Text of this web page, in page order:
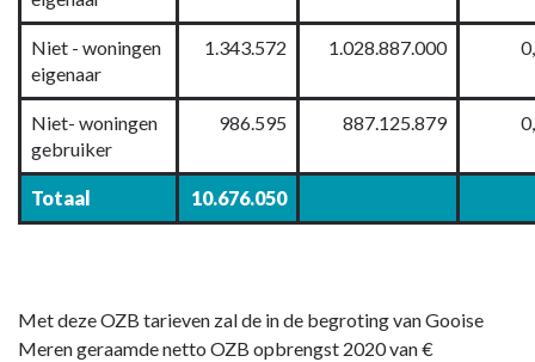
Niet - woningen
eigenaar
1.343.572 1.028.887.000
Niet- woningen
gebruiker
986.595 887.125.879
Totaal 10.676.050
Met deze OZB tarieven zal de in de begroting van Gooise
Meren geraamde netto OZB opbrengst 2020 van €